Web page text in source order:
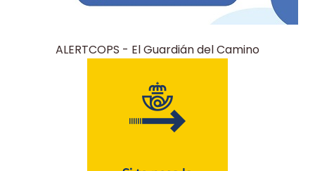
ALERTCOPS - El Guardián del Camino